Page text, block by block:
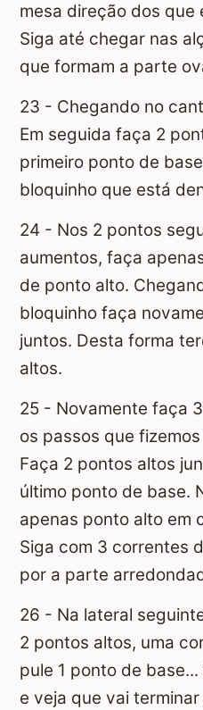
mesa direção dos que
Siga até chegar nas
que formam a parte
23 - Chegando no
Em seguida faça 2
primeiro ponto de
bloquinho que está
24 - Nos 2 pontos
aumentos, faça
de ponto alto.
bloquinho faça
juntos. Desta forma
altos.
25 - Novamente faça
os passos que
Faça 2 pontos altos
último ponto de base.
apenas ponto alto em
Siga com 3 correntes
por a parte
26 - Na lateral
2 pontos altos, uma
pule 1 ponto de
e veja que vai